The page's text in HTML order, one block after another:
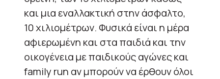
και μια εναλλακτική στην άσφαλτο,
10 χιλιομέτρων. Φυσικά είναι η μέρα
αφιερωμένη και στα παιδιά και την
οικογένεια με παιδικούς αγώνες και
family run αν μπορούν να έρθουν όλοι